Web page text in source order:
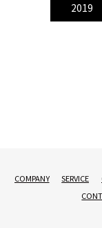
2019
COMPANY SERVICE